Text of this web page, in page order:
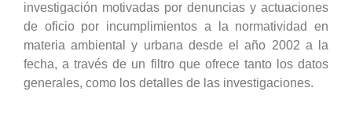
investigación motivadas por denuncias y actuaciones
de oficio por incumplimientos a la normatividad en
materia ambiental y urbana desde el año 2002 a la
fecha, a través de un filtro que ofrece tanto los datos
generales, como los detalles de las investigaciones.